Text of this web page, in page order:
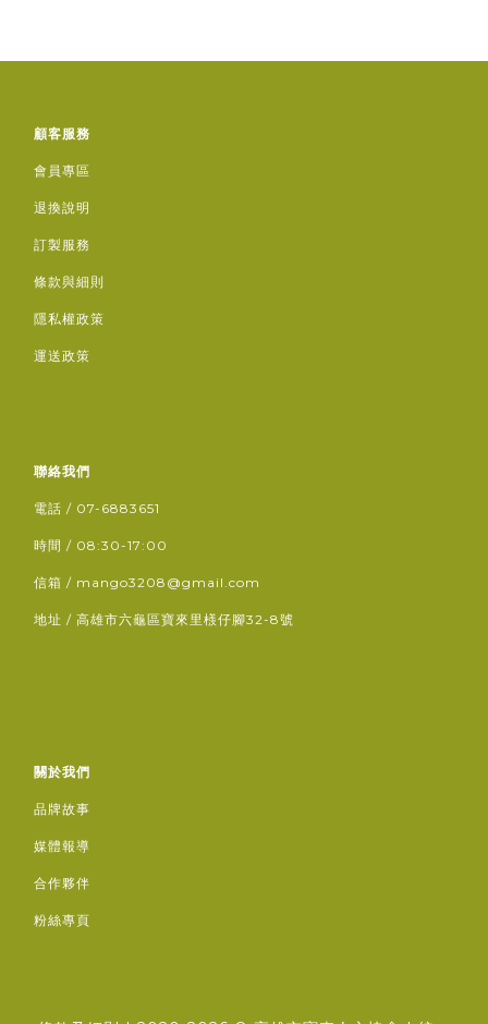
顧客服務
會員專區
退換說明
訂製服務
條款與細則
隱私權政策
運送政策
聯絡我們
電話 / 07-6883651
時間 / 08:30-17:00
信箱 / mango3208@gmail.com
地址 / 高雄市六龜區寶來里檨仔腳32-8號
關於我們
品牌故事
媒體報導
合作夥伴
粉絲專頁